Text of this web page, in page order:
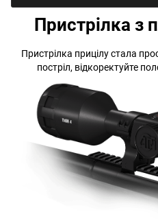
Пристрілка з
Пристрілка прицілу стала
постріл, відкоректуйте